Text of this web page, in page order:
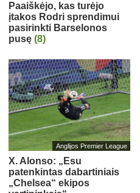
Paaiškėjo, kas turėjo
įtakos Rodri sprendimui
pasirinkti Barselonos
pusę (8)
Anglijos Premier League
X. Alonso: „Esu
patenkintas dabartiniais
„Chelsea“ ekipos